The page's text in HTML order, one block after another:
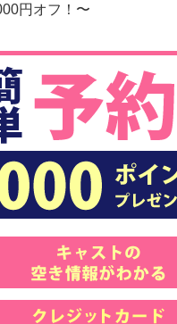
円オフ！〜